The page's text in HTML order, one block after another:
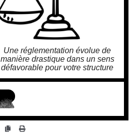
Une réglementation évolue de
manière drastique dans un sens
défavorable pour votre structure